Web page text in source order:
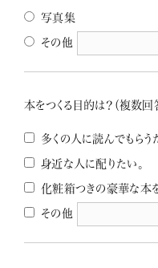
写真集
その他
本をつくる目的は？（複数回
多くの人に読んでもらう
身近な人に配りたい。
化粧箱つきの豪華な本を
その他